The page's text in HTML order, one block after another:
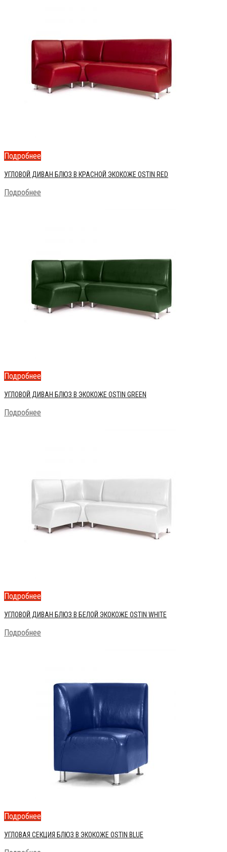
Подробнее
УГЛОВОЙ ДИВАН БЛЮЗ В КРАСНОЙ ЭКОКОЖЕ OSTIN RED
Подробнее
Подробнее
УГЛОВОЙ ДИВАН БЛЮЗ В ЭКОКОЖЕ OSTIN GREEN
Подробнее
Подробнее
УГЛОВОЙ ДИВАН БЛЮЗ В БЕЛОЙ ЭКОКОЖЕ OSTIN WHITE
Подробнее
Подробнее
УГЛОВАЯ СЕКЦИЯ БЛЮЗ В ЭКОКОЖЕ OSTIN BLUE